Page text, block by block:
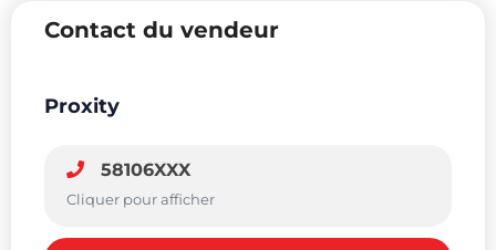
Contact du vendeur
Proxity
58106XXX
Cliquer pour afficher